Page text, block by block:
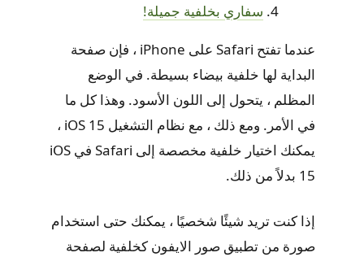
سفاري بخلفية جميلة!
عندما تفتح Safari على iPhone ، فإن صفحة
البداية لها خلفية بيضاء بسيطة. في الوضع
المظلم ، يتحول إلى اللون الأسود. وهذا كل ما
في الأمر. ومع ذلك ، مع نظام التشغيل iOS 15 ،
يمكنك اختيار خلفية مخصصة إلى Safari في iOS
15 بدلاً من ذلك.
إذا كنت تريد شيئًا شخصيًا ، يمكنك حتى استخدام
صورة من تطبيق صور الايفون كخلفية لصفحة